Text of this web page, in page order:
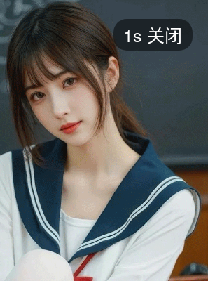
短剧
添加 评分
都市 甜宠 逆袭 玄幻
2025 2024 2023 2022
香港 台湾 美国 韩国 日本
1s 关闭